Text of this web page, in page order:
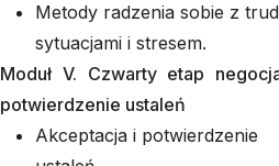
Metody radzenia sobie z
sytuacjami i stresem.
Moduł V. Czwarty etap
potwierdzenie ustaleń
Akceptacja i potwierdzenie